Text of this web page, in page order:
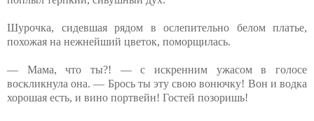
Шурочка, сидевшая рядом в ослепительно белом платье,
похожая на нежнейший цветок, поморщилась.
— Мама, что ты?! — с искренним ужасом в голосе
воскликнула она. — Брось ты эту свою вонючку! Вон и водка
хорошая есть, и вино портвейн! Гостей позоришь!